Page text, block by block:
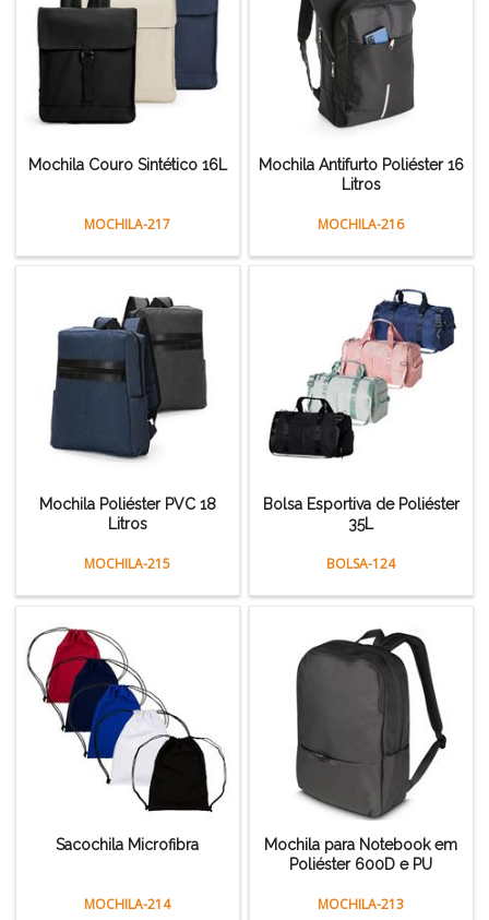
Mochila Couro Sintético 16L
MOCHILA-217
Mochila Antifurto Poliéster 16
Litros
MOCHILA-216
Mochila Poliéster PVC 18
Litros
MOCHILA-215
Bolsa Esportiva de Poliéster
35L
BOLSA-124
Sacochila Microfibra
MOCHILA-214
Mochila para Notebook em
Poliéster 600D e PU
MOCHILA-213